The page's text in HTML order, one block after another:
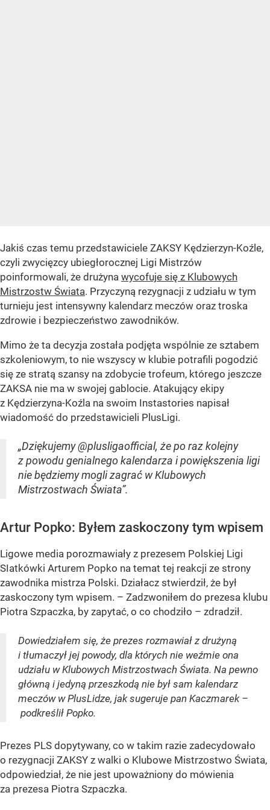
Jakiś czas temu przedstawiciele ZAKSY Kędzierzyn-Koźle,
czyli zwycięzcy ubiegłorocznej Ligi Mistrzów
poinformowali, że drużyna wycofuje się z Klubowych
Mistrzostw Świata. Przyczyną rezygnacji z udziału w tym
turnieju jest intensywny kalendarz meczów oraz troska
zdrowie i bezpieczeństwo zawodników.
Mimo że ta decyzja została podjęta wspólnie ze sztabem
szkoleniowym, to nie wszyscy w klubie potrafili pogodzić
się ze stratą szansy na zdobycie trofeum, którego jeszcze
ZAKSA nie ma w swojej gablocie. Atakujący ekipy
z Kędzierzyna-Koźla na swoim Instastories napisał
wiadomość do przedstawicieli PlusLigi.
„Dziękujemy @plusligaofficial, że po raz kolejny
z powodu genialnego kalendarza i powiększenia ligi
nie będziemy mogli zagrać w Klubowych
Mistrzostwach Świata”.
Artur Popko: Byłem zaskoczony tym wpisem
Ligowe media porozmawiały z prezesem Polskiej Ligi
SIatkówki Arturem Popko na temat tej reakcji ze strony
zawodnika mistrza Polski. Działacz stwierdził, że był
zaskoczony tym wpisem. – Zadzwoniłem do prezesa klubu
Piotra Szpaczka, by zapytać, o co chodziło – zdradził.
Dowiedziałem się, że prezes rozmawiał z drużyną
i tłumaczył jej powody, dla których nie weźmie ona
udziału w Klubowych Mistrzostwach Świata. Na pewno
główną i jedyną przeszkodą nie był sam kalendarz
meczów w PlusLidze, jak sugeruje pan Kaczmarek –
podkreślił Popko.
Prezes PLS dopytywany, co w takim razie zadecydowało
o rezygnacji ZAKSY z walki o Klubowe Mistrzostwo Świata,
odpowiedział, że nie jest upoważniony do mówienia
za prezesa Piotra Szpaczka.